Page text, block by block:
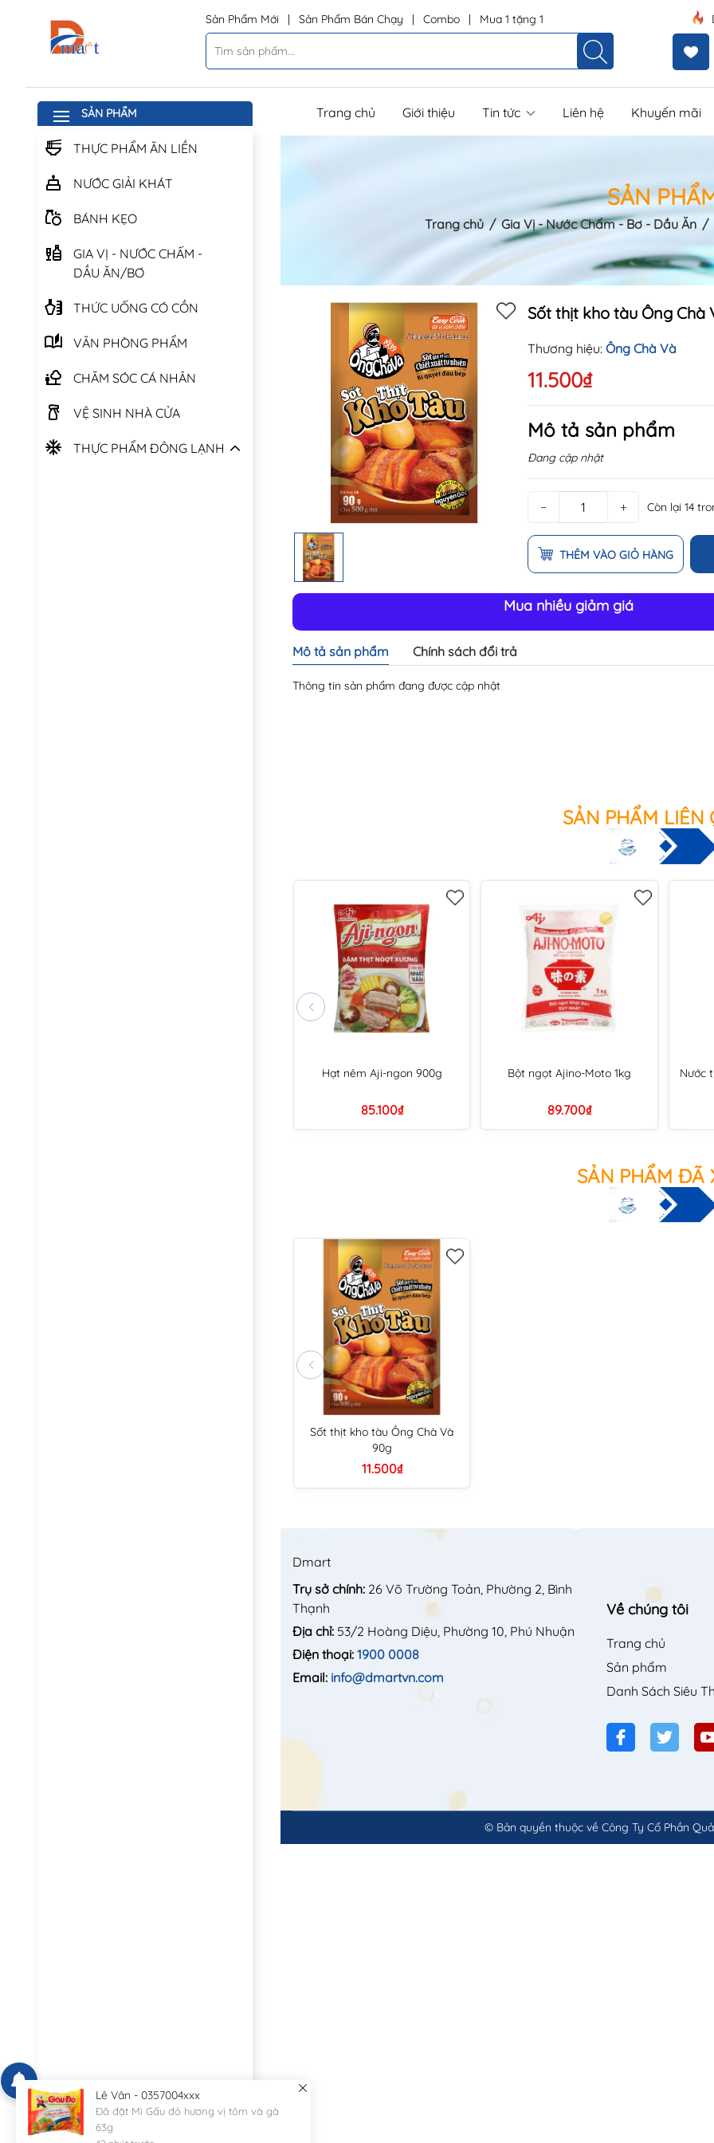
Sản Phẩm Mới | Sản Phẩm Bán Chạy | Combo | Mua 1 tặng 1
SẢN PHẨM
THỰC PHẨM ĂN LIỀN
NƯỚC GIẢI KHÁT
BÁNH KẸO
GIA VỊ - NƯỚC CHẤM -
DẦU ĂN/BƠ
THỨC UỐNG CÓ CỒN
VĂN PHÒNG PHẨM
CHĂM SÓC CÁ NHÂN
VỆ SINH NHÀ CỬA
THỰC PHẨM ĐÔNG LẠNH
Trang chủ Giới thiệu Tin tức Liên hệ Khuyến mãi
SẢN
Trang chủ / Gia Vị - Nước Chấm - Bơ - Dầu Ăn /
Sốt thịt kho tàu Ông Chà
Thương hiệu: Ông Chà Và
11.500₫
Mô tả sản phẩm
Đang cập nhật
− + Còn lại 14
THÊM VÀO GIỎ HÀNG
Mua nhiều giảm giá
Điều kiện:
Mô tả sản phẩm Chính sách đổi trả
Thông tin sản phẩm đang được cập nhật
SẢN PHẨM LIÊN
Hạt nêm Aji-ngon 900g
85.100₫
Bột ngọt Ajino-Moto 1kg
89.700₫
Nước
SẢN PHẨM ĐÃ
Sốt thịt kho tàu Ông Chà Và
90g
11.500₫
Dmart
Trụ sở chính: 26 Võ Trường Toản, Phường 2, Bình
Thạnh
Địa chỉ: 53/2 Hoàng Diệu, Phường 10, Phú Nhuận
Điện thoại: 1900 0008
Email: info@dmartvn.com
Về chúng tôi
Trang chủ
Sản phẩm
Danh Sách Siêu
© Bản quyền thuộc về Công Ty Cổ Phần
Đã đặt Mì Gấu đỏ hương vị tôm và gà
63g
42 phút trước